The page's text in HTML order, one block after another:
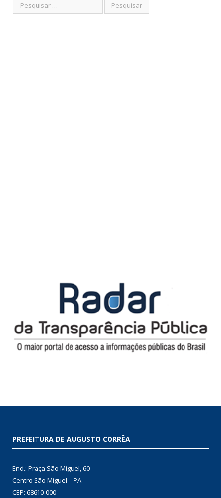
PREFEITURA DE AUGUSTO CORRÊA
End.: Praça São Miguel, 60
Centro São Miguel – PA
CEP: 68610-000